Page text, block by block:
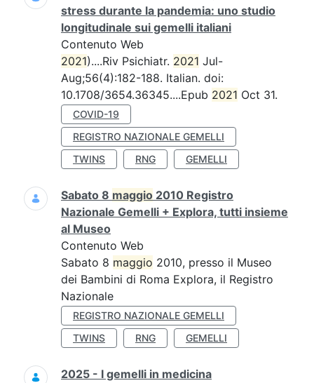
stress durante la pandemia: uno studio
longitudinale sui gemelli italiani
Contenuto Web
2021)....Riv Psichiatr. 2021 Jul-
Aug;56(4):182-188. Italian. doi:
10.1708/3654.36345....Epub 2021 Oct 31.
COVID-19
REGISTRO NAZIONALE GEMELLI
TWINS
RNG GEMELLI
Sabato 8 maggio 2010 Registro
Nazionale Gemelli + Explora, tutti insieme
al Museo
Contenuto Web
Sabato 8 maggio 2010, presso il Museo
dei Bambini di Roma Explora, il Registro
Nazionale
REGISTRO NAZIONALE GEMELLI
TWINS
RNG GEMELLI
2025 - I gemelli in medicina